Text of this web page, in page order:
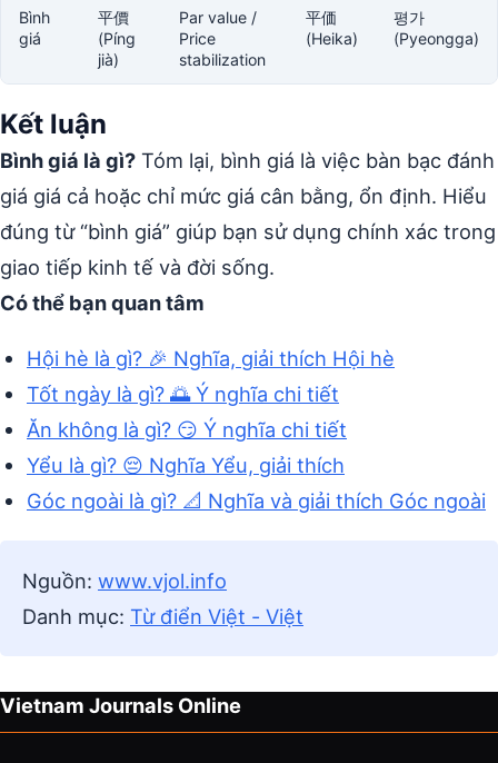
Bình
giá
平價
(Píng
jià)
Par value /
Price
stabilization
平価
(Heika)
평가
(Pyeongga)
Kết luận
Bình giá là gì? Tóm lại, bình giá là việc bàn bạc đánh
giá giá cả hoặc chỉ mức giá cân bằng, ổn định. Hiểu
đúng từ “bình giá” giúp bạn sử dụng chính xác trong
giao tiếp kinh tế và đời sống.
Có thể bạn quan tâm
Hội hè là gì? 🎉 Nghĩa, giải thích Hội hè
Tốt ngày là gì? 🌅 Ý nghĩa chi tiết
Ăn không là gì? 😏 Ý nghĩa chi tiết
Yểu là gì? 😔 Nghĩa Yểu, giải thích
Góc ngoài là gì? 📐 Nghĩa và giải thích Góc ngoài
Nguồn: www.vjol.info
Danh mục: Từ điển Việt - Việt
Vietnam Journals Online